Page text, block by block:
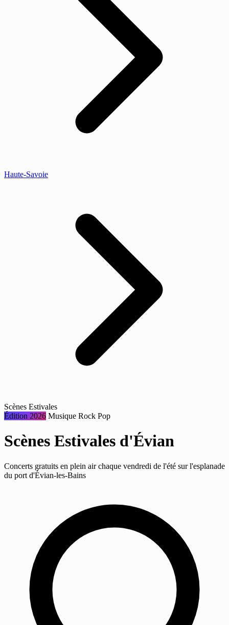
Haute-Savoie
Scènes Estivales
Édition 2026 Musique Rock Pop
Scènes Estivales d'Évian
Concerts gratuits en plein air chaque vendredi de l'été sur l'esplanade
du port d'Évian-les-Bains